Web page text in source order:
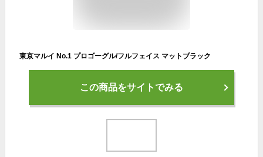
東京マルイ No.1 プロゴーグル/フルフェイス マットブラック
この商品をサイトでみる